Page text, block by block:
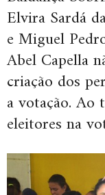
Elvira Sardá
e Miguel
Abel Capella
criação dos
a votação. Ao
eleitores na